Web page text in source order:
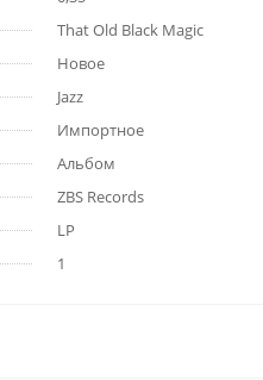
That Old Black Magic
Новое
Jazz
Импортное
Альбом
ZBS Records
LP
1